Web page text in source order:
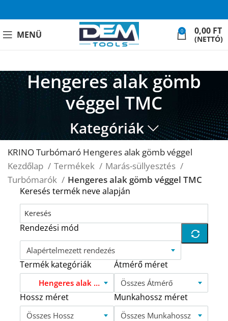
MENÜ 0 0,00 FT
(NETTÓ)
Hengeres alak gömb
véggel TMC
Kategóriák
KRINO Turbómaró Hengeres alak gömb véggel
Kezdőlap
Termékek
Marás-süllyesztés
Turbómarók
Hengeres alak gömb véggel TMC
Keresés termék neve alapján
Rendezési mód
Alapértelmezett rendezés
Termék kategóriák
Hengeres alak gömb véggel TMC
Átmérő méret
Összes Átmérő
Hossz méret
Összes Hossz
Munkahossz méret
Összes Munkahossz